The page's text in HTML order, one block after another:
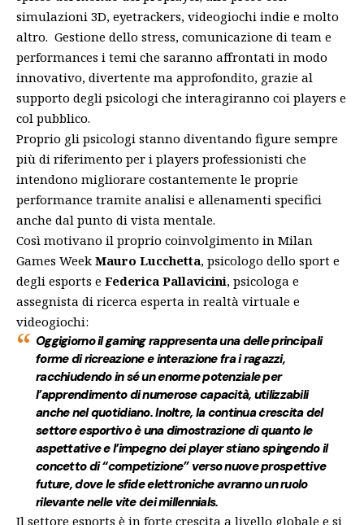
simulazioni 3D, eyetrackers, videogiochi indie e molto
altro. Gestione dello stress, comunicazione di team e
performances i temi che saranno affrontati in modo
innovativo, divertente ma approfondito, grazie al
supporto degli psicologi che interagiranno coi players e
col pubblico.
Proprio gli psicologi stanno diventando figure sempre
più di riferimento per i players professionisti che
intendono migliorare costantemente le proprie
performance tramite analisi e allenamenti specifici
anche dal punto di vista mentale.
Così motivano il proprio coinvolgimento in Milan
Games Week Mauro Lucchetta, psicologo dello sport e
degli esports e Federica Pallavicini, psicologa e
assegnista di ricerca esperta in realtà virtuale e
videogiochi:
Oggigiorno il gaming rappresenta una delle principali
forme di ricreazione e interazione fra i ragazzi,
racchiudendo in sé un enorme potenziale per
l’apprendimento di numerose capacità, utilizzabili
anche nel quotidiano. Inoltre, la continua crescita del
settore esportivo è una dimostrazione di quanto le
aspettative e l’impegno dei player stiano spingendo il
concetto di “competizione” verso nuove prospettive
future, dove le sfide elettroniche avranno un ruolo
rilevante nelle vite dei millennials.
Il settore esports è in forte crescita a livello globale e si